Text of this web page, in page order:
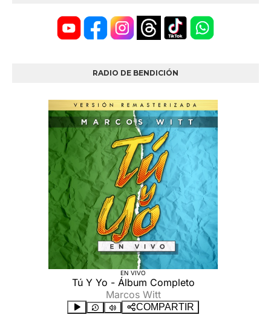
RADIO DE BENDICIÓN